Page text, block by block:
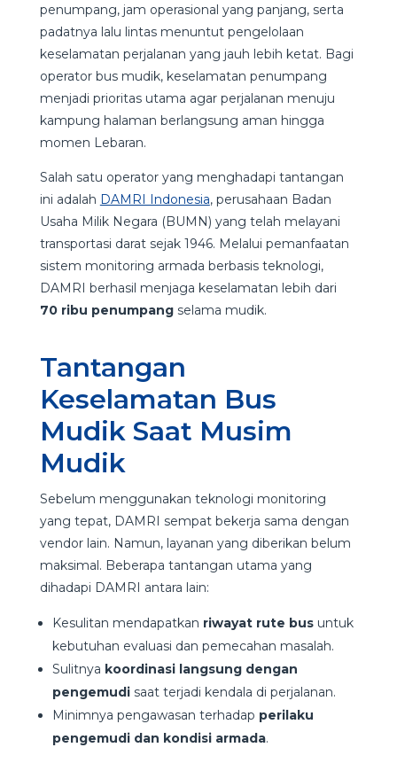
penumpang, jam operasional yang panjang, serta
padatnya lalu lintas menuntut pengelolaan
keselamatan perjalanan yang jauh lebih ketat. Bagi
operator bus mudik, keselamatan penumpang
menjadi prioritas utama agar perjalanan menuju
kampung halaman berlangsung aman hingga
momen Lebaran.
Salah satu operator yang menghadapi tantangan
ini adalah DAMRI Indonesia, perusahaan Badan
Usaha Milik Negara (BUMN) yang telah melayani
transportasi darat sejak 1946. Melalui pemanfaatan
sistem monitoring armada berbasis teknologi,
DAMRI berhasil menjaga keselamatan lebih dari
70 ribu penumpangselama mudik.
Tantangan
Keselamatan Bus
Mudik Saat Musim
Mudik
Sebelum menggunakan teknologi monitoring
yang tepat, DAMRI sempat bekerja sama dengan
vendor lain. Namun, layanan yang diberikan belum
maksimal. Beberapa tantangan utama yang
dihadapi DAMRI antara lain:
Kesulitan mendapatkan riwayat rute busuntuk
kebutuhan evaluasi dan pemecahan masalah.
Sulitnya koordinasi langsung dengan
pengemudisaat terjadi kendala di perjalanan.
Minimnya pengawasan terhadap perilaku
pengemudi dan kondisi armada.